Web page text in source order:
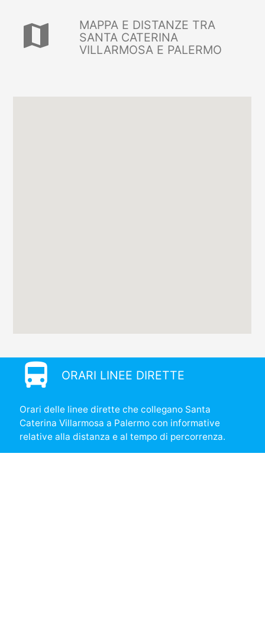
map
MAPPA E DISTANZE TRA
SANTA CATERINA
VILLARMOSA E PALERMO
directions_bus ORARI LINEE DIRETTE
Orari delle linee dirette che collegano Santa
Caterina Villarmosa a Palermo con informative
relative alla distanza e al tempo di percorrenza.